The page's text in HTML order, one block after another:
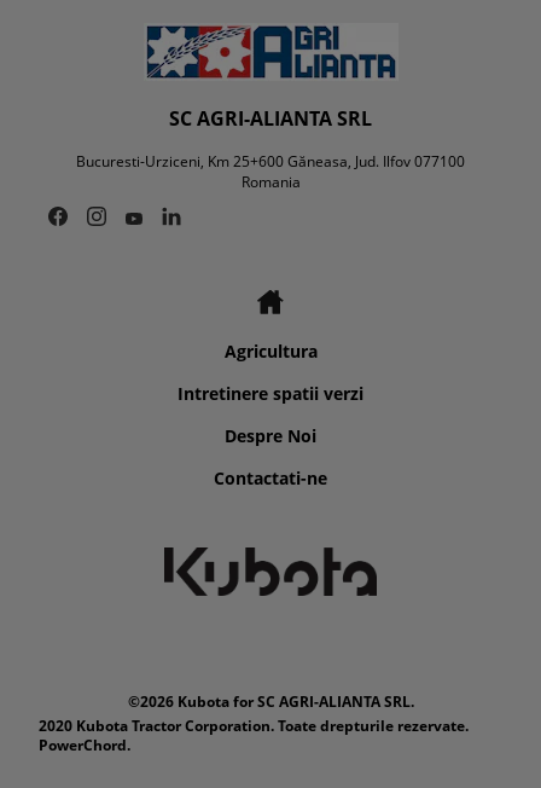
SC AGRI-ALIANTA SRL
Bucuresti-Urziceni, Km 25+600 Găneasa, Jud. Ilfov 077100
Romania
Agricultura
Intretinere spatii verzi
Despre Noi
Contactati-ne
©2026 Kubota for SC AGRI-ALIANTA SRL.
2020 Kubota Tractor Corporation. Toate drepturile rezervate.
PowerChord.